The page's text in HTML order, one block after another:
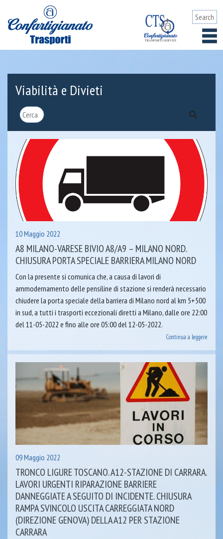
Viabilità e Divieti
10 Maggio 2022
A8 MILANO-VARESE BIVIO A8/A9 – MILANO NORD.
CHIUSURA PORTA SPECIALE BARRIERA MILANO NORD
Con la presente si comunica che, a causa di lavori di
ammodernamento delle pensiline di stazione si renderà necessario
chiudere la porta speciale della barriera di Milano nord al km 5+500
in sud, a tutti i trasporti eccezionali diretti a Milano, dalle ore 22:00
del 11-05-2022 e fino alle ore 05:00 del 12-05-2022.
Continua a leggere
09 Maggio 2022
TRONCO LIGURE TOSCANO. A12-STAZIONE DI CARRARA.
LAVORI URGENTI RIPARAZIONE BARRIERE
DANNEGGIATE A SEGUITO DI INCIDENTE. CHIUSURA
RAMPA SVINCOLO USCITA CARREGGIATA NORD
(DIREZIONE GENOVA) DELLA A12 PER STAZIONE
CARRARA